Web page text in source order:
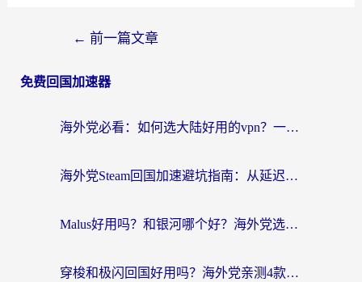
← 前一篇文章
免费回国加速器
海外党必看：如何选大陆好用的vpn？一篇解决你的回国访问难题
海外党Steam回国加速避坑指南：从延迟卡顿到无缝畅玩，我踩过的坑和最优解
Malus好用吗？和银河哪个好？海外党选回国加速器的避坑指南（附乌克兰玩国内游戏实测）
穿梭和极闪回国好用吗？海外党亲测4款加速器+1个隐藏宝藏